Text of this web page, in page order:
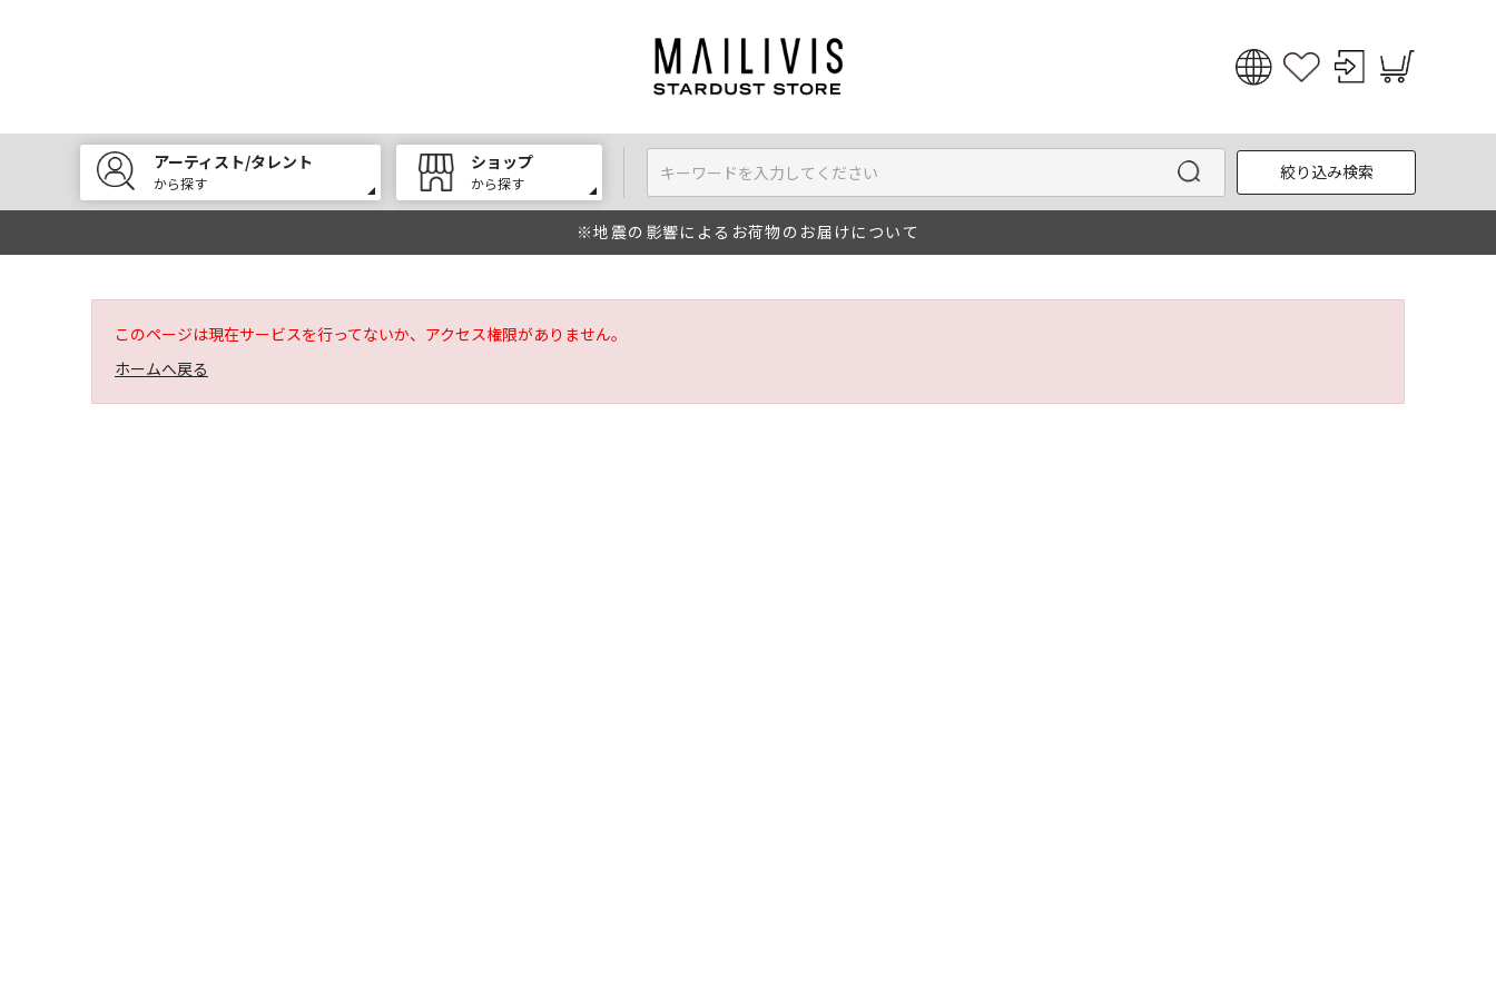
English
한국어
アーティスト/タレント
から探す
ショップ
から探す
絞り込み検索
※地震の影響によるお荷物のお届けについて
このページは現在サービスを行ってないか、アクセス権限がありません。
ホームへ戻る